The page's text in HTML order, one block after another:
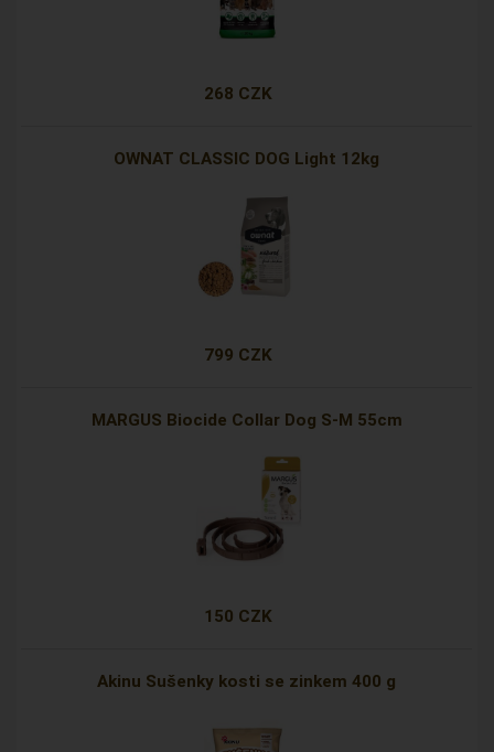
268 CZK
OWNAT CLASSIC DOG Light 12kg
799 CZK
MARGUS Biocide Collar Dog S-M 55cm
150 CZK
Akinu Sušenky kosti se zinkem 400 g